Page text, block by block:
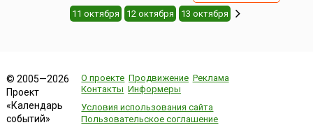
11 октября 12 октября 13 октября
© 2005—2026
Проект
«Календарь
событий»
О проекте Продвижение Реклама
Контакты Информеры
Условия использования сайта
Пользовательское соглашение